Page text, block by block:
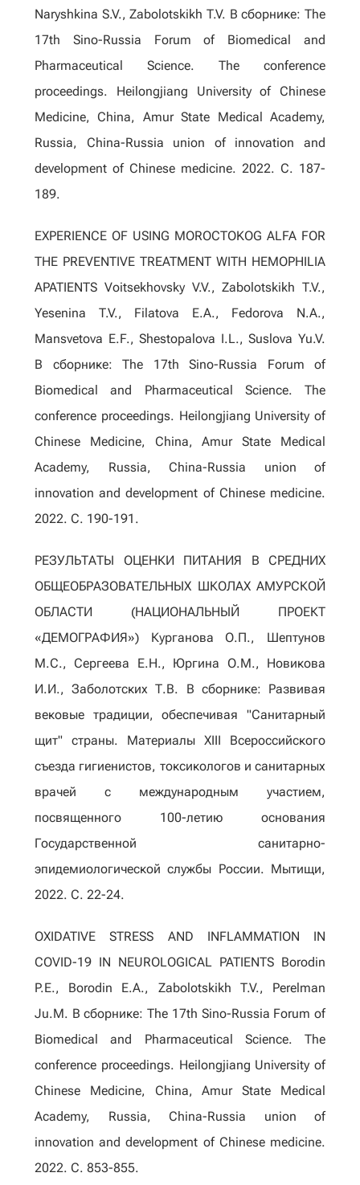
Naryshkina S.V., Zabolotskikh T.V. В сборнике: The
17th Sino-Russia Forum of Biomedical and
Pharmaceutical Science. The conference
proceedings. Heilongjiang University of Chinese
Medicine, China, Amur State Medical Academy,
Russia, China-Russia union of innovation and
development of Chinese medicine. 2022. С. 187-
189.
EXPERIENCE OF USING MOROCTOKOG ALFA FOR
THE PREVENTIVE TREATMENT WITH HEMOPHILIA
APATIENTS Voitsekhovsky V.V., Zabolotskikh T.V.,
Yesenina T.V., Filatova E.A., Fedorova N.A.,
Mansvetova E.F., Shestopalova I.L., Suslova Yu.V.
В сборнике: The 17th Sino-Russia Forum of
Biomedical and Pharmaceutical Science. The
conference proceedings. Heilongjiang University of
Chinese Medicine, China, Amur State Medical
Academy, Russia, China-Russia union of
innovation and development of Chinese medicine.
2022. С. 190-191.
РЕЗУЛЬТАТЫ ОЦЕНКИ ПИТАНИЯ В СРЕДНИХ
ОБЩЕОБРАЗОВАТЕЛЬНЫХ ШКОЛАХ АМУРСКОЙ
ОБЛАСТИ (НАЦИОНАЛЬНЫЙ ПРОЕКТ
«ДЕМОГРАФИЯ») Курганова О.П., Шептунов
М.С., Сергеева Е.Н., Юргина О.М., Новикова
И.И., Заболотских Т.В. В сборнике: Развивая
вековые традиции, обеспечивая "Санитарный
щит" страны. Материалы XIII Всероссийского
съезда гигиенистов, токсикологов и сани­тарных
врачей с международным участием,
посвященного 100-летию осно­вания
Государственной санитарно-
эпидемиологической службы России. Мытищи,
2022. С. 22-24.
OXIDATIVE STRESS AND INFLAMMATION IN
COVID-19 IN NEUROLOGICAL PATIENTS Borodin
P.E., Borodin E.A., Zabolotskikh T.V., Perelman
Ju.M. В сборнике: The 17th Sino-Russia Forum of
Biomedical and Pharmaceutical Science. The
conference proceedings. Heilongjiang University of
Chinese Medicine, China, Amur State Medical
Academy, Russia, China-Russia union of
innovation and development of Chinese medicine.
2022. С. 853-855.